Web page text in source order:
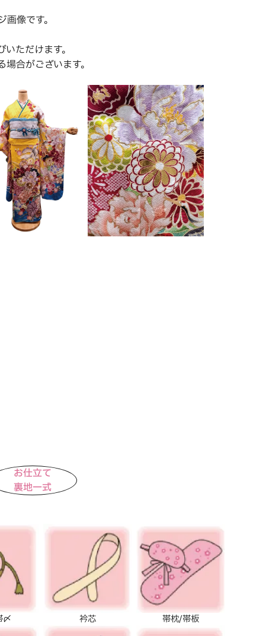
像です。
ただけます。
合がございます。
お仕立て
裏地一式
〆 衿芯 帯枕/帯板